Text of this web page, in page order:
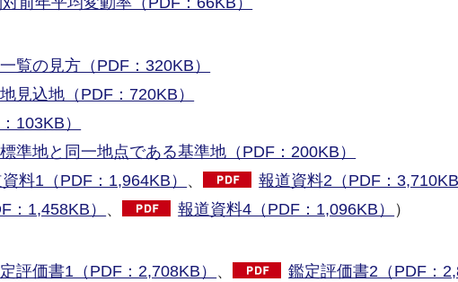
覧の見方（PDF：320KB）
見込地（PDF：720KB）
103KB）
準地と同一地点である基準地（PDF：200KB）
料1（PDF：1,964KB） 、 報道資料2（PDF：3,710KB
：1,458KB） 、 報道資料4（PDF：1,096KB）
）
評価書1（PDF：2,708KB） 、 鑑定評価書2（PDF：